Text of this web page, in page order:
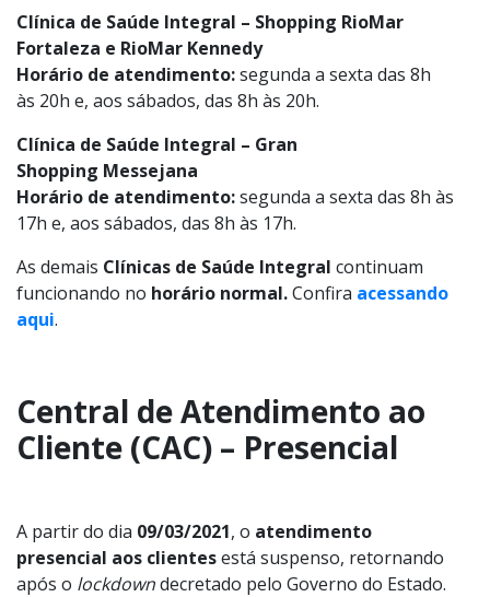
Clínica de Saúde Integral – Shopping RioMar
Fortaleza e RioMar Kennedy
Horário de atendimento:segunda a sexta das 8h
às 20h e, aos sábados, das 8h às 20h.
Clínica de Saúde Integral – Gran
Shopping Messejana
Horário de atendimento:segunda a sexta das 8h às
17h e, aos sábados, das 8h às 17h.
As demais Clínicas de Saúde Integral continuam
funcionando no horário normal.Confira acessando
aqui.
Central de Atendimento ao
Cliente (CAC) – Presencial
A partir do dia 09/03/2021, o atendimento
presencial aos clientesestá suspenso, retornando
após o lockdowndecretado pelo Governo do Estado.